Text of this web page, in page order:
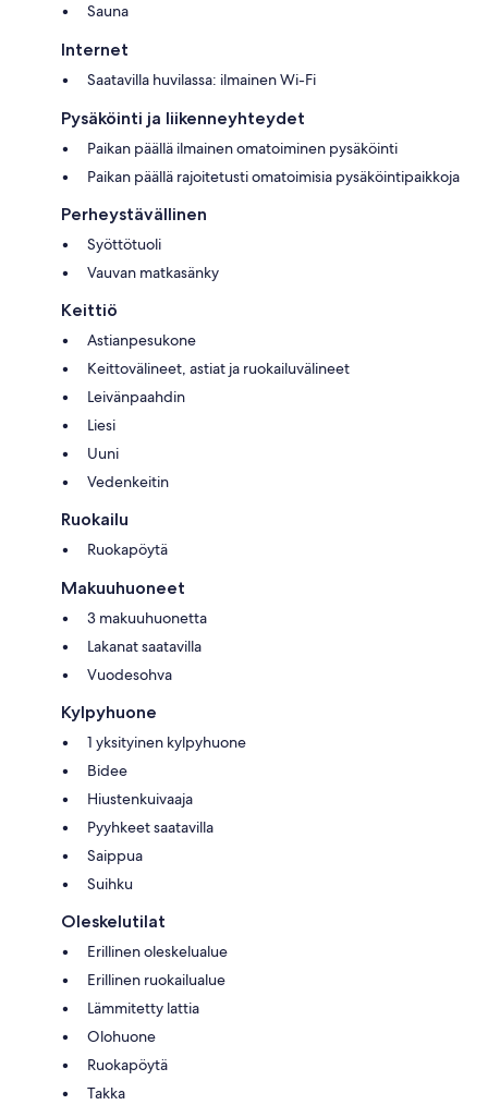
Sauna
Internet
Saatavilla huvilassa: ilmainen Wi-Fi
Pysäköinti ja liikenneyhteydet
Paikan päällä ilmainen omatoiminen pysäköinti
Paikan päällä rajoitetusti omatoimisia pysäköintipaikkoja
Perheystävällinen
Syöttötuoli
Vauvan matkasänky
Keittiö
Astianpesukone
Keittovälineet, astiat ja ruokailuvälineet
Leivänpaahdin
Liesi
Uuni
Vedenkeitin
Ruokailu
Ruokapöytä
Makuuhuoneet
3 makuuhuonetta
Lakanat saatavilla
Vuodesohva
Kylpyhuone
1 yksityinen kylpyhuone
Bidee
Hiustenkuivaaja
Pyyhkeet saatavilla
Saippua
Suihku
Oleskelutilat
Erillinen oleskelualue
Erillinen ruokailualue
Lämmitetty lattia
Olohuone
Ruokapöytä
Takka